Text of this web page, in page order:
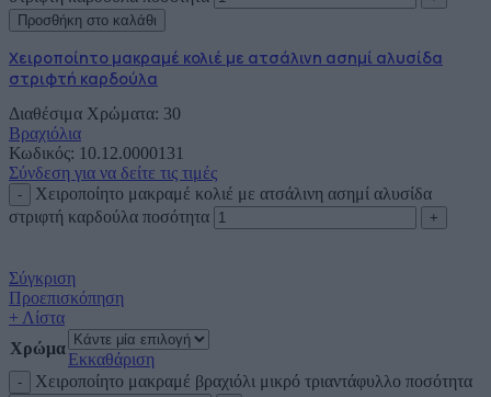
Προσθήκη στο καλάθι
Χειροποίητο μακραμέ κολιέ με ατσάλινη ασημί αλυσίδα
στριφτή καρδούλα
Διαθέσιμα Χρώματα: 30
Βραχιόλια
Κωδικός: 10.12.0000131
Σύνδεση για να δείτε τις τιμές
Χειροποίητο μακραμέ κολιέ με ατσάλινη ασημί αλυσίδα
στριφτή καρδούλα ποσότητα
Σύγκριση
Προεπισκόπηση
+ Λίστα
Χρώμα
Εκκαθάριση
Χειροποίητο μακραμέ βραχιόλι μικρό τριαντάφυλλο ποσότητα